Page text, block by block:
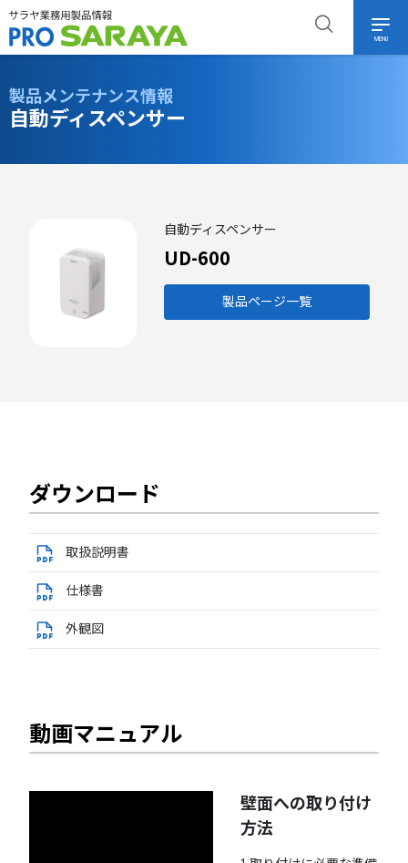
MENU
製品メンテナンス情報
自動ディスペンサー
自動ディスペンサー
UD-600
製品ページ一覧
ダウンロード
取扱説明書
仕様書
外観図
動画マニュアル
壁面への取り付け
方法